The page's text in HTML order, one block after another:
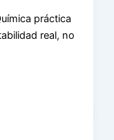
práctica
real, no